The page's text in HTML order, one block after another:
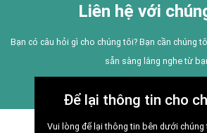
Liên hệ với
Bạn có câu hỏi gì cho chúng tôi? Bạn cần chúng
sẵn sàng lắng nghe từ
Để lại thông tin cho
Vui lòng để lại thông tin bên dưới chúng